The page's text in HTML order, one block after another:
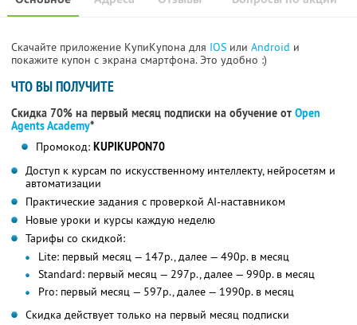
Скачайте приложение КупиКупона для IOS или Android и
покажите купон с экрана смартфона. Это удобно :)
ЧТО ВЫ ПОЛУЧИТЕ
Скидка 70% на первый месяц подписки на обучение от Open
Agents Academy*
Промокод: KUPIKUPON70
Доступ к курсам по искусственному интеллекту, нейросетям и
автоматизации
Практические задания с проверкой AI-наставником
Новые уроки и курсы каждую неделю
Тарифы со скидкой:
Lite: первый месяц — 147р., далее — 490р. в месяц
Standard: первый месяц — 297р., далее — 990р. в месяц
Pro: первый месяц — 597р., далее — 1990р. в месяц
Скидка действует только на первый месяц подписки